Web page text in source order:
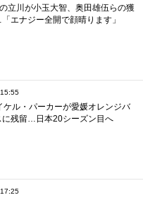
立川が小玉大智、奥田雄伍らの獲
エナジー全開で顔晴ります」
ケル・パーカーが愛媛オレンジバ
に残留…日本20シーズン目へ